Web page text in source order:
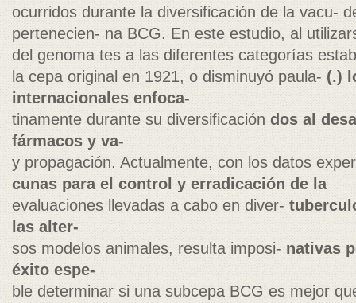
ocurridos durante la diversificación de la vacu-
pertenecien- na BCG. En este estudio, al
del genoma tes a las diferentes categorías
la cepa original en 1921, o disminuyó paula-(.)
internacionales enfoca-
tinamente durante su diversificación dos al
fármacos y va-
y propagación. Actualmente, con los datos
cunas para el control y erradicación de la
evaluaciones llevadas a cabo en diver-
las alter-
sos modelos animales, resulta imposi- nativas
éxito espe-
ble determinar si una subcepa BCG es mejor